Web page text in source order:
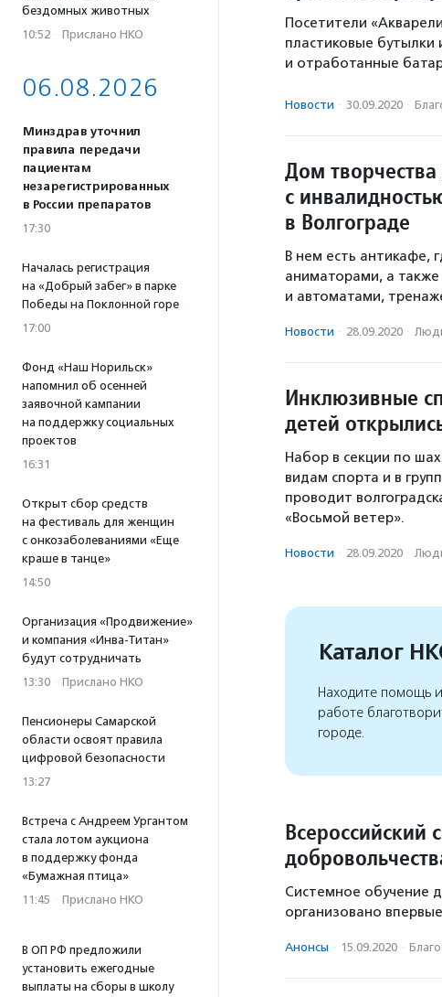
бездомных животных
10:52 · Прислано НКО
06.08.2026
Минздрав уточнил
правила передачи
пациентам
незарегистрированных
в России препаратов
17:30
Началась регистрация
на «Добрый забег» в парке
Победы на Поклонной горе
17:00
Фонд «Наш Норильск»
напомнил об осенней
заявочной кампании
на поддержку социальных
проектов
16:31
Открыт сбор средств
на фестиваль для женщин
с онкозаболеваниями «Еще
краше в танце»
14:50
Организация «Продвижение»
и компания «Инва-Титан»
будут сотрудничать
13:30 · Прислано НКО
Пенсионеры Самарской
области освоят правила
цифровой безопасности
13:27
Встреча с Андреем Ургантом
стала лотом аукциона
в поддержку фонда
«Бумажная птица»
11:45 · Прислано НКО
В ОП РФ предложили
установить ежегодные
выплаты на сборы в школу
Посетители
пластиковые
и отработанные
Новости · 30.09.2020 ·
Дом
с
в Волгограде
В нем есть антикафе,
аниматорами, а также
и автоматами,
Новости · 28.09.2020 ·
Инклюзивные
детей
Набор в секции по
видам спорта и в
проводит
«Восьмой ветер».
Новости · 28.09.2020 ·
Каталог
Находите помощь
работе
городе.
Всероссийский
Системное обучение
организовано
Анонсы · 15.09.2020 ·